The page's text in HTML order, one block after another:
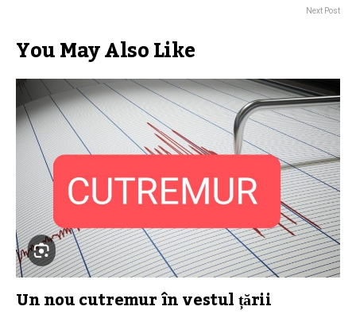
Next Post
You May Also Like
Un nou cutremur în vestul țării